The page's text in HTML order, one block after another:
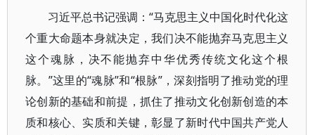
习近平总书记强调：“马克思主义中国化时代化这
个重大命题本身就决定，我们决不能抛弃马克思主义
这个魂脉，决不能抛弃中华优秀传统文化这个根
脉。”这里的“魂脉”和“根脉”，深刻指明了推动党的理
论创新的基础和前提，抓住了推动文化创新创造的本
质和核心、实质和关键，彰显了新时代中国共产党人